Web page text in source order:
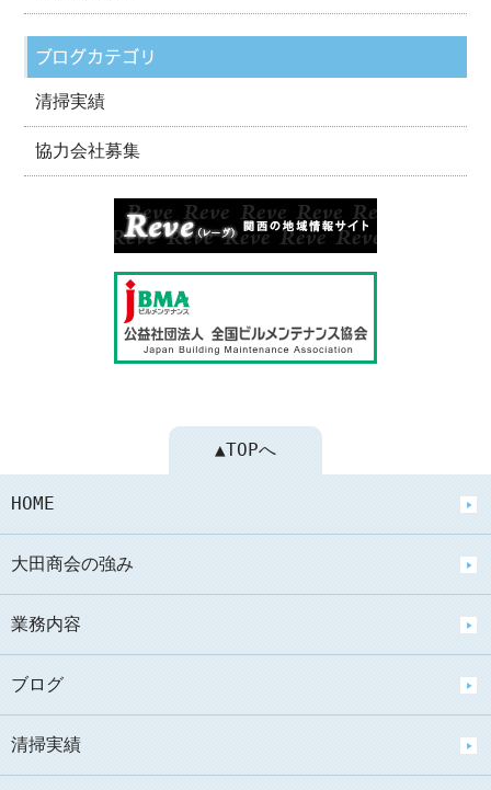
ブログカテゴリ
清掃実績
協力会社募集
▲TOPへ
HOME
大田商会の強み
業務内容
ブログ
清掃実績